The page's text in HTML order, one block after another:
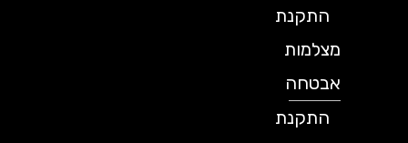
התקנת
מצלמות
אבטחה
התקנת